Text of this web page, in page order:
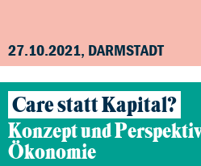
27.10.2021, DARMSTADT
Care statt Kapital?
Konzept und
Ökonomie